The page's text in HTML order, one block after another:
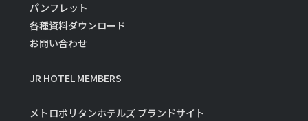
パンフレット
各種資料ダウンロード
お問い合わせ
JR HOTEL MEMBERS
メトロポリタンホテルズ ブランドサイト